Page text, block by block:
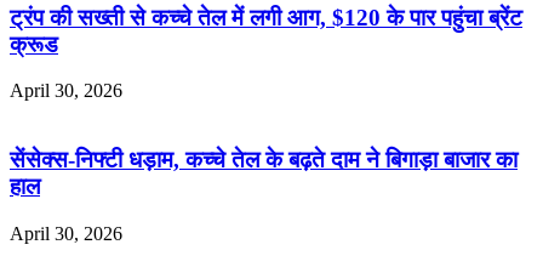
ट्रंप की सख्ती से कच्चे तेल में लगी आग, $120 के पार पहुंचा ब्रेंट
क्रूड
April 30, 2026
सेंसेक्स-निफ्टी धड़ाम, कच्चे तेल के बढ़ते दाम ने बिगाड़ा बाजार का
हाल
April 30, 2026